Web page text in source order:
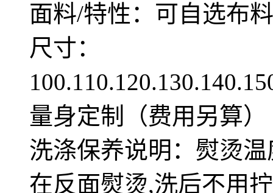
面料/特性：可自选布料
尺寸：
量身定制（费用另算）
洗涤保养说明：熨烫
在反面熨烫,洗后不用